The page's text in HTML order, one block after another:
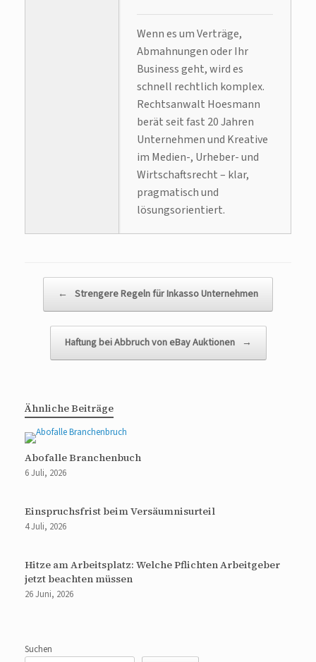
Wenn es um Verträge,
Abmahnungen oder Ihr
Business geht, wird es
schnell rechtlich komplex.
Rechtsanwalt Hoesmann
berät seit fast 20 Jahren
Unternehmen und Kreative
im Medien-, Urheber- und
Wirtschaftsrecht – klar,
pragmatisch und
lösungsorientiert.
← Strengere Regeln für Inkasso Unternehmen
Haftung bei Abbruch von eBay Auktionen →
Ähnliche Beiträge
Abofalle Branchenbuch
6 Juli, 2026
Einspruchsfrist beim Versäumnisurteil
4 Juli, 2026
Hitze am Arbeitsplatz: Welche Pflichten Arbeitgeber
jetzt beachten müssen
26 Juni, 2026
Suchen